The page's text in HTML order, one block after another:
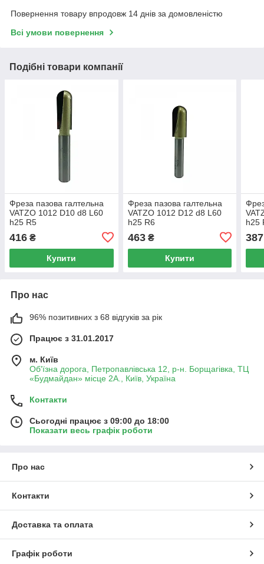
Повернення товару впродовж 14 днів за домовленістю
Всі умови повернення
Подібні товари компанії
Фреза пазова галтельна
VATZO 1012 D10 d8 L60
h25 R5
416 ₴
Купити
Фреза пазова галтельна
VATZO 1012 D12 d8 L60
h25 R6
463₴
Купити
h25
387
Про нас
96% позитивних з 68 відгуків за рік
Працює з 31.01.2017
м. Київ
Об'їзна дорога, Петропавлівська 12, р-н. Борщагівка, ТЦ
«Будмайдан» місце 2А., Київ, Україна
Контакти
Сьогодні працює з 09:00 до 18:00
Показати весь графік роботи
Про нас
Контакти
Доставка та оплата
Графік роботи